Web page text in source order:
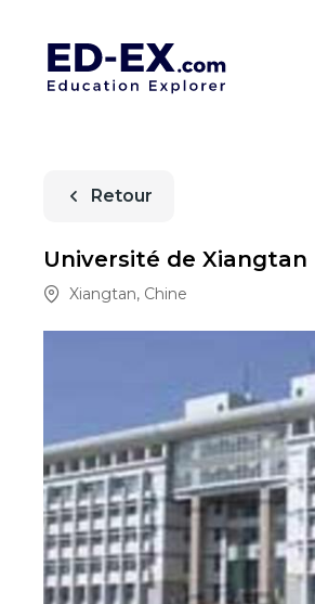
Retour
Université de Xiangtan
Xiangtan, Chine